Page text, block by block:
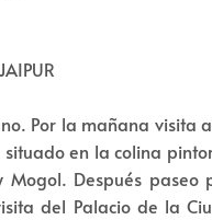
Por la mañana visita
en la colina
Mogol. Después
del Palacio de la